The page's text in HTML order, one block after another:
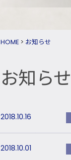
HOME > お知らせ
お知らせ
2018.10.16
2018.10.01